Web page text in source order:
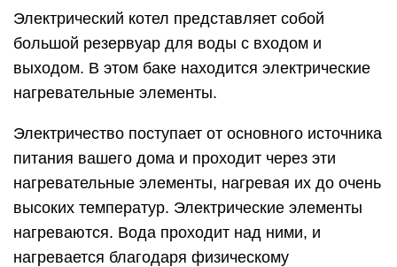
Электрический котел представляет собой
большой резервуар для воды с входом и
выходом. В этом баке находится электрические
нагревательные элементы.
Электричество поступает от основного источника
питания вашего дома и проходит через эти
нагревательные элементы, нагревая их до очень
высоких температур. Электрические элементы
нагреваются. Вода проходит над ними, и
нагревается благодаря физическому